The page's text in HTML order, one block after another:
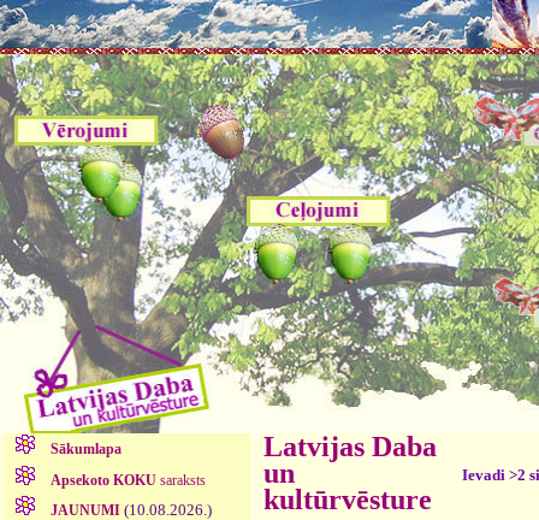
Sākumlapa
Apsekoto KOKUsaraksts
JAUNUMI (10.08.2026.)
Latvijas Daba
un
kultūrvēsture
Ievadi >2